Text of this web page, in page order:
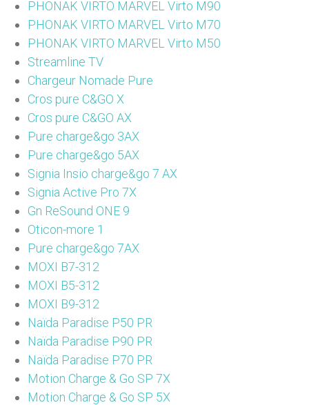
PHONAK VIRTO MARVEL Virto M90
PHONAK VIRTO MARVEL Virto M70
PHONAK VIRTO MARVEL Virto M50
Streamline TV
Chargeur Nomade Pure
Cros pure C&GO X
Cros pure C&GO AX
Pure charge&go 3AX
Pure charge&go 5AX
Signia Insio charge&go 7 AX
Signia Active Pro 7X
Gn ReSound ONE 9
Oticon-more 1
Pure charge&go 7AX
MOXI B7-312
MOXI B5-312
MOXI B9-312
Naïda Paradise P50 PR
Naïda Paradise P90 PR
Naïda Paradise P70 PR
Motion Charge & Go SP 7X
Motion Charge & Go SP 5X